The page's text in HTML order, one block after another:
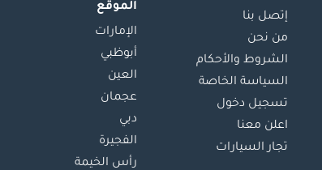
إتصل بنا
من نحن
الشروط والأحكام
السياسة الخاصة
تسجيل دخول
اعلن معنا
تجار السيارات
الموقع
الإمارات
أبوظبي
العين
عجمان
دبي
الفجيرة
رأس الخيمة